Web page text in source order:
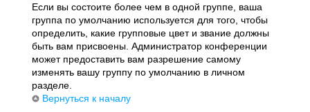
Если вы состоите более чем в одной группе, ваша
группа по умолчанию используется для того, чтобы
определить, какие групповые цвет и звание должны
быть вам присвоены. Администратор конференции
может предоставить вам разрешение самому
изменять вашу группу по умолчанию в личном
разделе.
Вернуться к началу